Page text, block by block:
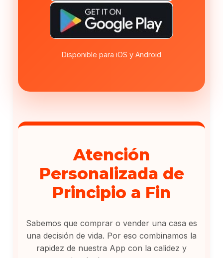
Disponible para iOS y Android
Atención
Personalizada de
Principio a Fin
Sabemos que comprar o vender una casa es
una decisión de vida. Por eso combinamos la
rapidez de nuestra App con la calidez y